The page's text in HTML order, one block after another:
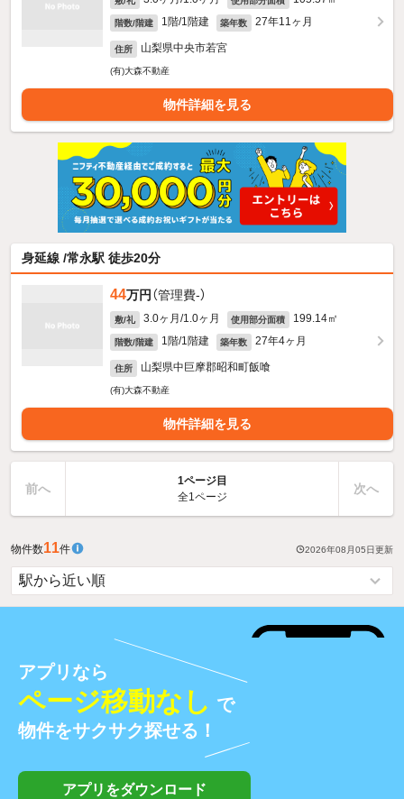
階数/階建 1階/1階建 築年数 27年11ヶ月
住所 山梨県中央市若宮
(有)大森不動産
物件詳細を見る
身延線 /常永駅 徒歩20分
44万円 （管理費-）
敷/礼 3.0ヶ月/1.0ヶ月 使用部分面積 199.14㎡
階数/階建 1階/1階建 築年数 27年4ヶ月
住所 山梨県中巨摩郡昭和町飯喰
(有)大森不動産
物件詳細を見る
前へ
1ページ目
全1ページ
次へ
物件数11件 2026年08月05日更新
アプリなら
ページ移動なし で
物件をサクサク探せる！
アプリをダウンロード